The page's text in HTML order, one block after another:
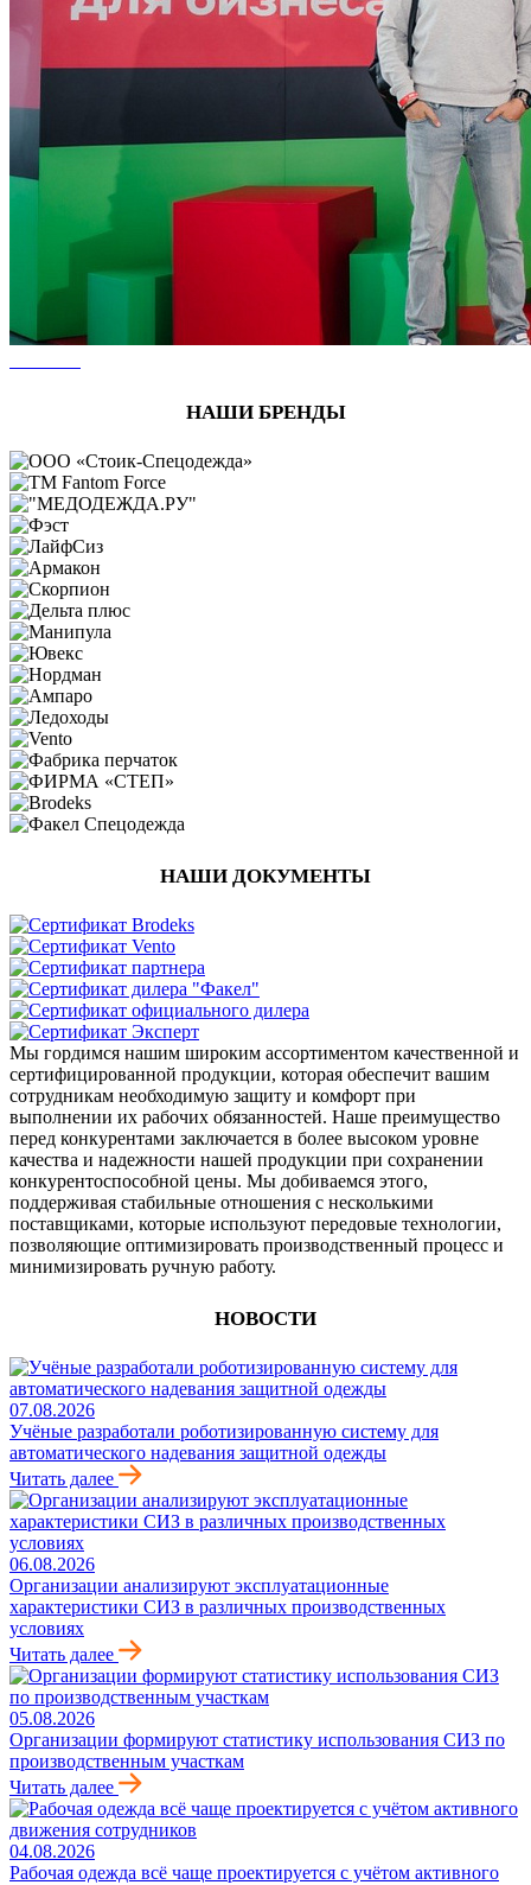
НАШИ БРЕНДЫ
НАШИ ДОКУМЕНТЫ
Мы гордимся нашим широким ассортиментом качественной и
сертифицированной продукции, которая обеспечит вашим
сотрудникам необходимую защиту и комфорт при
выполнении их рабочих обязанностей. Наше преимущество
перед конкурентами заключается в более высоком уровне
качества и надежности нашей продукции при сохранении
конкурентоспособной цены. Мы добиваемся этого,
поддерживая стабильные отношения с несколькими
поставщиками, которые используют передовые технологии,
позволяющие оптимизировать производственный процесс и
минимизировать ручную работу.
НОВОСТИ
07.08.2026
Учёные разработали роботизированную систему для
автоматического надевания защитной одежды
Читать далее
06.08.2026
Организации анализируют эксплуатационные
характеристики СИЗ в различных производственных
условиях
Читать далее
05.08.2026
Организации формируют статистику использования СИЗ по
производственным участкам
Читать далее
04.08.2026
Рабочая одежда всё чаще проектируется с учётом активного